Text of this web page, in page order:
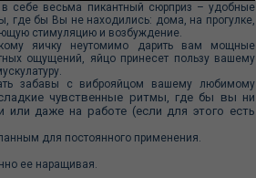
в себе весьма пикантный сюрприз – удобные
где бы Вы не находились: дома, на прогулке,
стимуляцию и возбуждение.
яичку неутомимо дарить вам мощные
ощущений, яйцо принесет пользу вашему
забавы с виброяйцом вашему любимому
чувственные ритмы, где бы вы ни
даже на работе (если для этого есть
для постоянного применения.
ее наращивая.